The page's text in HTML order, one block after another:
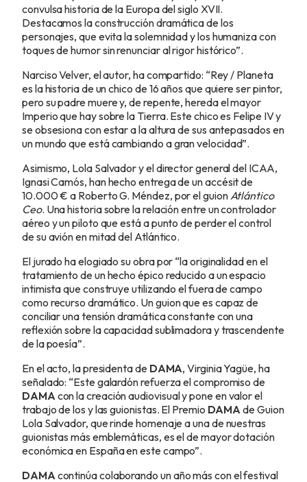
convulsa historia de la Europa del siglo XVII.
Destacamos la construcción dramática de los
personajes, que evita la solemnidad y los humaniza con
toques de humor sin renunciar al rigor histórico”.
Narciso Velver, el autor, ha compartido: “Rey / Planeta
es la historia de un chico de 16 años que quiere ser pintor,
pero su padre muere y, de repente, hereda el mayor
Imperio que hay sobre la Tierra. Este chico es Felipe IV y
se obsesiona con estar a la altura de sus antepasados en
un mundo que está cambiando a gran velocidad”.
Asimismo, Lola Salvador y el director general del ICAA,
Ignasi Camós, han hecho entrega de un accésit de
10.000 € a Roberto G. Méndez, por el guionAtlántico
Ceo. Una historia sobre la relación entre un controlador
aéreo y un piloto que está a punto de perder el control
de su avión en mitad del Atlántico.
El jurado ha elogiado su obra por “la originalidad en el
tratamiento de un hecho épico reducido a un espacio
intimista que construye utilizando el fuera de campo
como recurso dramático. Un guion que es capaz de
conciliar una tensión dramática constante con una
reflexión sobre la capacidad sublimadora y trascendente
de la poesía”.
En el acto, la presidenta de DAMA, Virginia Yagüe, ha
señalado: “Este galardón refuerza el compromiso de
DAMAcon la creación audiovisual y pone en valor el
trabajo de los y las guionistas. El Premio DAMAde Guion
Lola Salvador, que rinde homenaje a una de nuestras
guionistas más emblemáticas, es el de mayor dotación
económica en España en este campo”.
DAMAcontinúa colaborando un año más con el festival